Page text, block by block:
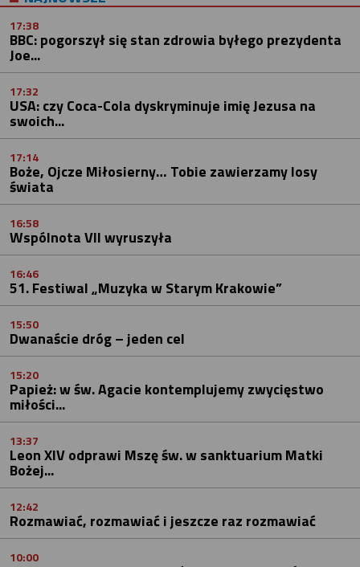
17:38
BBC: pogorszył się stan zdrowia byłego prezydenta
Joe...
17:32
USA: czy Coca-Cola dyskryminuje imię Jezusa na
swoich...
17:14
Boże, Ojcze Miłosierny… Tobie zawierzamy losy
świata
16:58
Wspólnota VII wyruszyła
16:46
51. Festiwal „Muzyka w Starym Krakowie”
15:50
Dwanaście dróg – jeden cel
15:20
Papież: w św. Agacie kontemplujemy zwycięstwo
miłości...
13:37
Leon XIV odprawi Mszę św. w sanktuarium Matki
Bożej...
12:42
Rozmawiać, rozmawiać i jeszcze raz rozmawiać
10:00